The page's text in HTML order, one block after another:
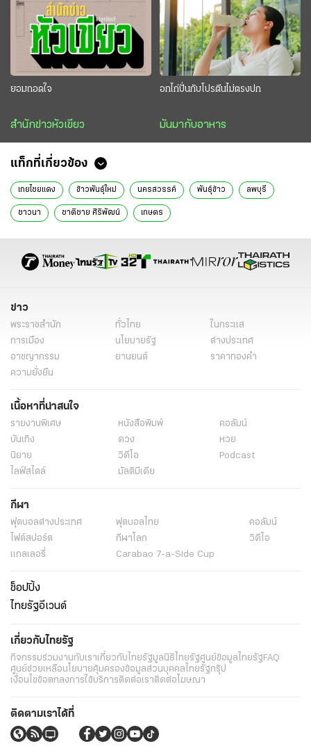
ยอมถอดใจ
สำนักข่าวหัวเขียว
อกไก่ปั่นกับโปรตีนไม่ตรงปก
มันมากับอาหาร
แท็กที่เกี่ยวข้อง
เกยไชยแดง ข้าวพันธุ์ใหม่ นครสวรรค์ พันธุ์ข้าว ลพบุรี
ชาวนา ชาติชาย ศิริพัฒน์ เกษตร
ข่าว
พระราชสำนัก ทั่วไทย
ในกระแส
การเมือง
นโยบายรัฐ
ต่างประเทศ
อาชญากรรม
ยานยนต์
ราคาทองคำ
ความยั่งยืน
เนื้อหาที่น่าสนใจ
รายงานพิเศษ หนังสือพิมพ์
คอลัมน์
บันเทิง
ดวง
หวย
นิยาย
วิดีโอ
Podcast
ไลฟ์สไตล์
มัลติมีเดีย
กีฬา
ฟุตบอลต่่างประเทศ ฟุตบอลไทย
คอลัมน์
ไฟต์สปอร์ต
กีฬาโลก
วิดีโอ
แกลเลอรี่
Carabao 7-a-Side Cup
ช็อปปิ้ง
ไทยรัฐอีเวนต์
เกี่ยวกับไทยรัฐ
กิจกรรมร่วมงานกับเราเกี่ยวกับไทยรัฐมูลนิธิไทยรัฐศูนย์ข้อมูลไทยรัฐFAQ
ศูนย์ช่วยเหลือนโยบายคุ้มครองข้อมูลส่วนบุคคลไทยรัฐกรุ๊ป
เงื่อนไขข้อตกลงการใช้บริการติดต่อเราติดต่อโฆษณา
ติดตามเราได้ที่